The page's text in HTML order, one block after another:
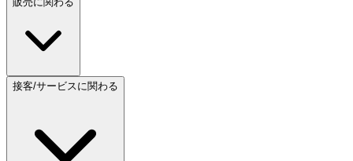
接客/サービスに関わる